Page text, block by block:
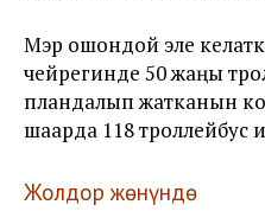
Мэр ошондой эле
чейрегинде 50 жаңы
пландалып жатканын
шаарда 118 троллейбус
Жолдор жөнүндө